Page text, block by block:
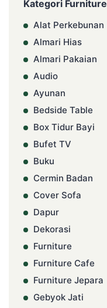
Kategori Furniture
Alat Perkebunan
Almari Hias
Almari Pakaian
Audio
Ayunan
Bedside Table
Box Tidur Bayi
Bufet TV
Buku
Cermin Badan
Cover Sofa
Dapur
Dekorasi
Furniture
Furniture Cafe
Furniture Jepara
Gebyok Jati